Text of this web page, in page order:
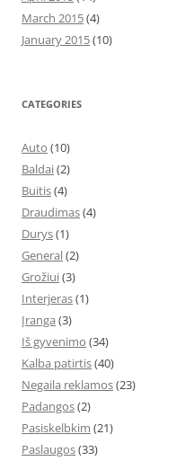
March 2015(4)
January 2015(10)
CATEGORIES
Auto (10)
Baldai(2)
Buitis(4)
Draudimas(4)
Durys(1)
General(2)
Grožiui(3)
Interjeras(1)
Įranga (3)
Iš gyvenimo (34)
Kalba patirtis(40)
Negaila reklamos(23)
Padangos(2)
Pasiskelbkim (21)
Paslaugos(33)